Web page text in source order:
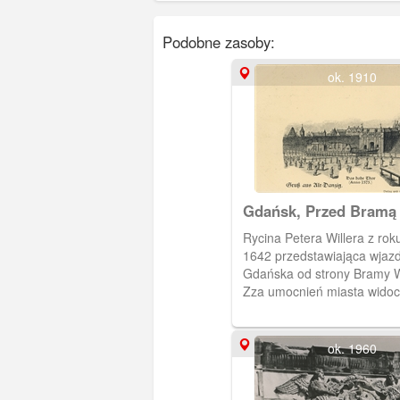
Podobne zasoby:
ok. 1910
Gdańsk, Przed
Rycina Petera Willera z
1642 przedstawiająca
Gdańska od strony Bramy
Zza umocnień miasta
Reinholda Curicke
miasta Gdańska” ("Der
historische
latach 1638-1642. Księga
ok. 1960